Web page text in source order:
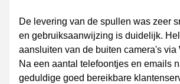
De levering van de spullen was zeer
en gebruiksaanwijzing is duidelijk.
aansluiten van de buiten camera's via
Na een aantal telefoontjes en emails
geduldige goed bereikbare